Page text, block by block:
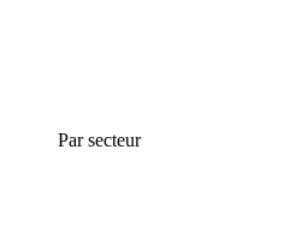
Par secteur